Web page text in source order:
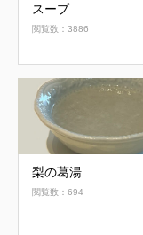
スープ
閲覧数：3886
梨の葛湯
閲覧数：694